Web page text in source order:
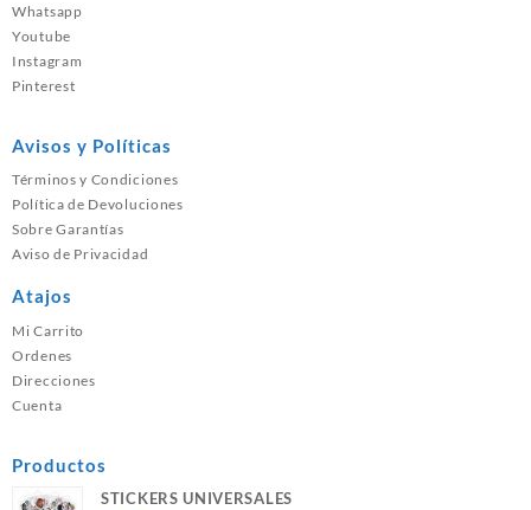
Whatsapp
Youtube
Instagram
Pinterest
Avisos y Políticas
Términos y Condiciones
Política de Devoluciones
Sobre Garantías
Aviso de Privacidad
Atajos
Mi Carrito
Ordenes
Direcciones
Cuenta
Productos
STICKERS UNIVERSALES